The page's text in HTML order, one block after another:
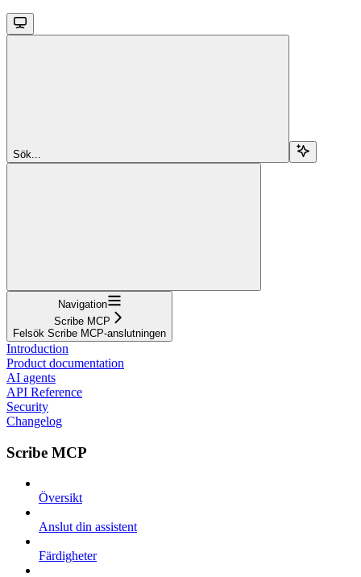
Sök...
Navigation
Scribe MCP
Felsök Scribe MCP-anslutningen
Introduction
Product documentation
AI agents
API Reference
Security
Changelog
Scribe MCP
Översikt
Anslut din assistent
Färdigheter